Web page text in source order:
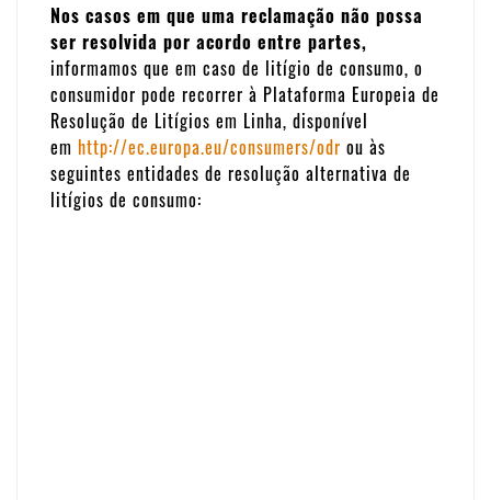
Nos casos em que uma reclamação não possa
ser resolvida por acordo entre partes,
informamos que em caso de litígio de consumo, o
consumidor pode recorrer à Plataforma Europeia de
Resolução de Litígios em Linha, disponível
em http://ec.europa.eu/consumers/odr ou às
seguintes entidades de resolução alternativa de
litígios de consumo: